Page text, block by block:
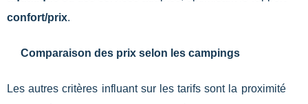
confort/prix.
Comparaison des prix selon les campings
Les autres critères influant sur les tarifs sont la proximité